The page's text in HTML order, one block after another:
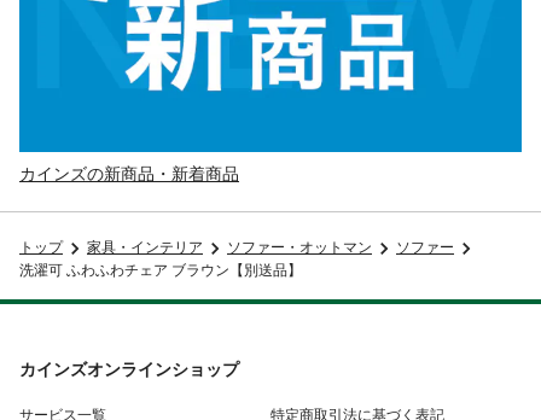
カインズの新商品・新着商品
トップ 家具・インテリア ソファー・オットマン
ソファー
洗濯可 ふわふわチェア ブラウン【別送品】
カインズオンラインショップ
サービス一覧
特定商取引法に基づく表記